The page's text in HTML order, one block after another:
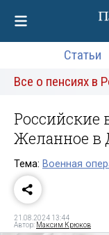
Статьи
Все о пенсиях в
Российские
Желанное в
Тема: Военная
21.08.2024 13:44
Автор: Максим Крюков